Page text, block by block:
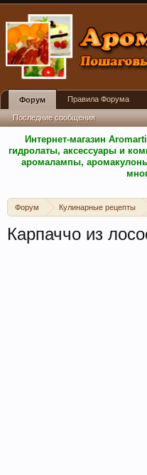
Интернет-магазин
гидролаты, аксессуары и
аромалампы,
Форум Кулинарные рецепты
Карпаччо из
Форум
Последние сообщения
Правила Форума